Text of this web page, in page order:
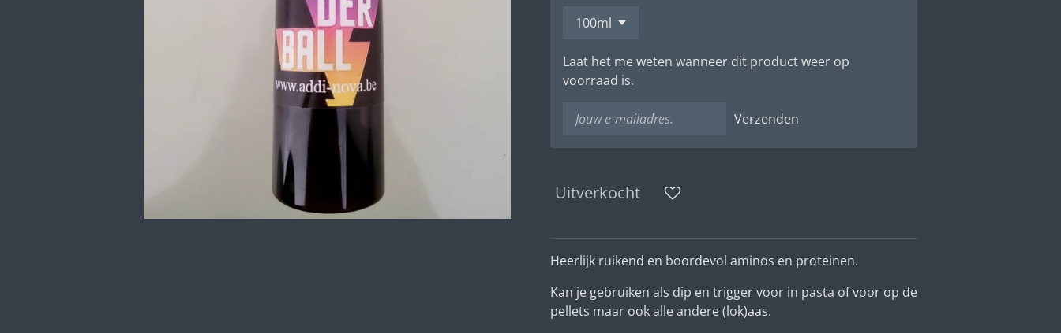
Laat het me weten wanneer dit product weer op
voorraad is.
Verzenden
Uitverkocht
Heerlijk ruikend en boordevol aminos en proteinen.
Kan je gebruiken als dip en trigger voor in pasta of voor op de
pellets maar ook alle andere (lok)aas.